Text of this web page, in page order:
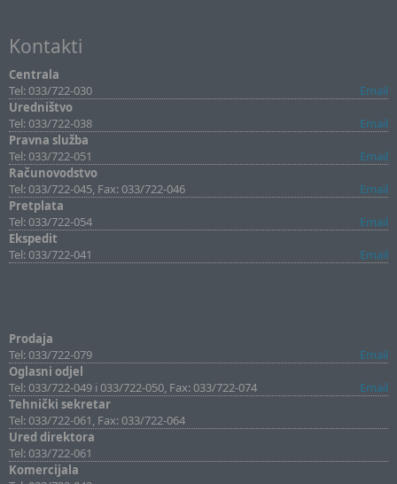
Kontakti
Centrala
Tel: 033/722-030
Email
Uredništvo
Tel: 033/722-038
Email
Pravna služba
Tel: 033/722-051
Email
Računovodstvo
Tel: 033/722-045, Fax: 033/722-046
Email
Pretplata
Tel: 033/722-054
Email
Ekspedit
Tel: 033/722-041
Email
Prodaja
Tel: 033/722-079
Email
Oglasni odjel
Tel: 033/722-049 i 033/722-050, Fax: 033/722-074
Email
Tehnički sekretar
Tel: 033/722-061, Fax: 033/722-064
Ured direktora
Tel: 033/722-061
Komercijala